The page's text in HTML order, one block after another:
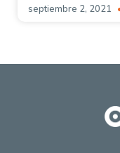
septiembre 2, 2021